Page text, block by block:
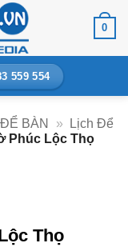
0
559 554
BÀN »
Lịch Để
Phúc Lộc Thọ
Thọ